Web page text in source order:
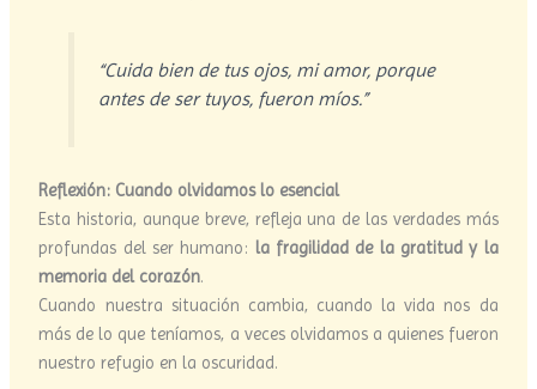
“Cuida bien de tus ojos, mi amor, porque
antes de ser tuyos, fueron míos.”
Reflexión: Cuando olvidamos lo esencial
Esta historia, aunque breve, refleja una de las verdades más
profundas del ser humano: la fragilidad de la gratitud y la
memoria del corazón.
Cuando nuestra situación cambia, cuando la vida nos da
más de lo que teníamos, a veces olvidamos a quienes fueron
nuestro refugio en la oscuridad.